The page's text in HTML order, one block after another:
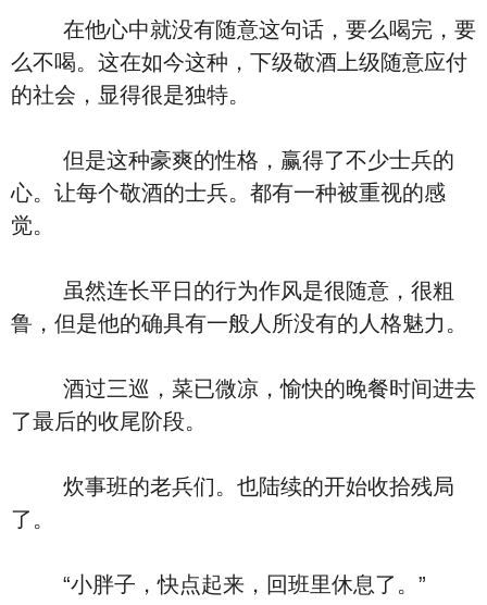
在他心中就没有随意这句话，要么喝完，要
么不喝。这在如今这种，下级敬酒上级随意应付
的社会，显得很是独特。
但是这种豪爽的性格，赢得了不少士兵的
心。让每个敬酒的士兵。都有一种被重视的感
觉。
虽然连长平日的行为作风是很随意，很粗
鲁，但是他的确具有一般人所没有的人格魅力。
酒过三巡，菜已微凉，愉快的晚餐时间进去
了最后的收尾阶段。
炊事班的老兵们。也陆续的开始收拾残局
了。
“小胖子，快点起来，回班里休息了。”